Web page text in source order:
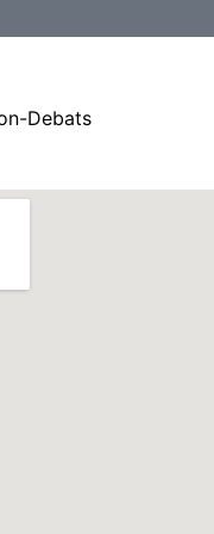
Debats